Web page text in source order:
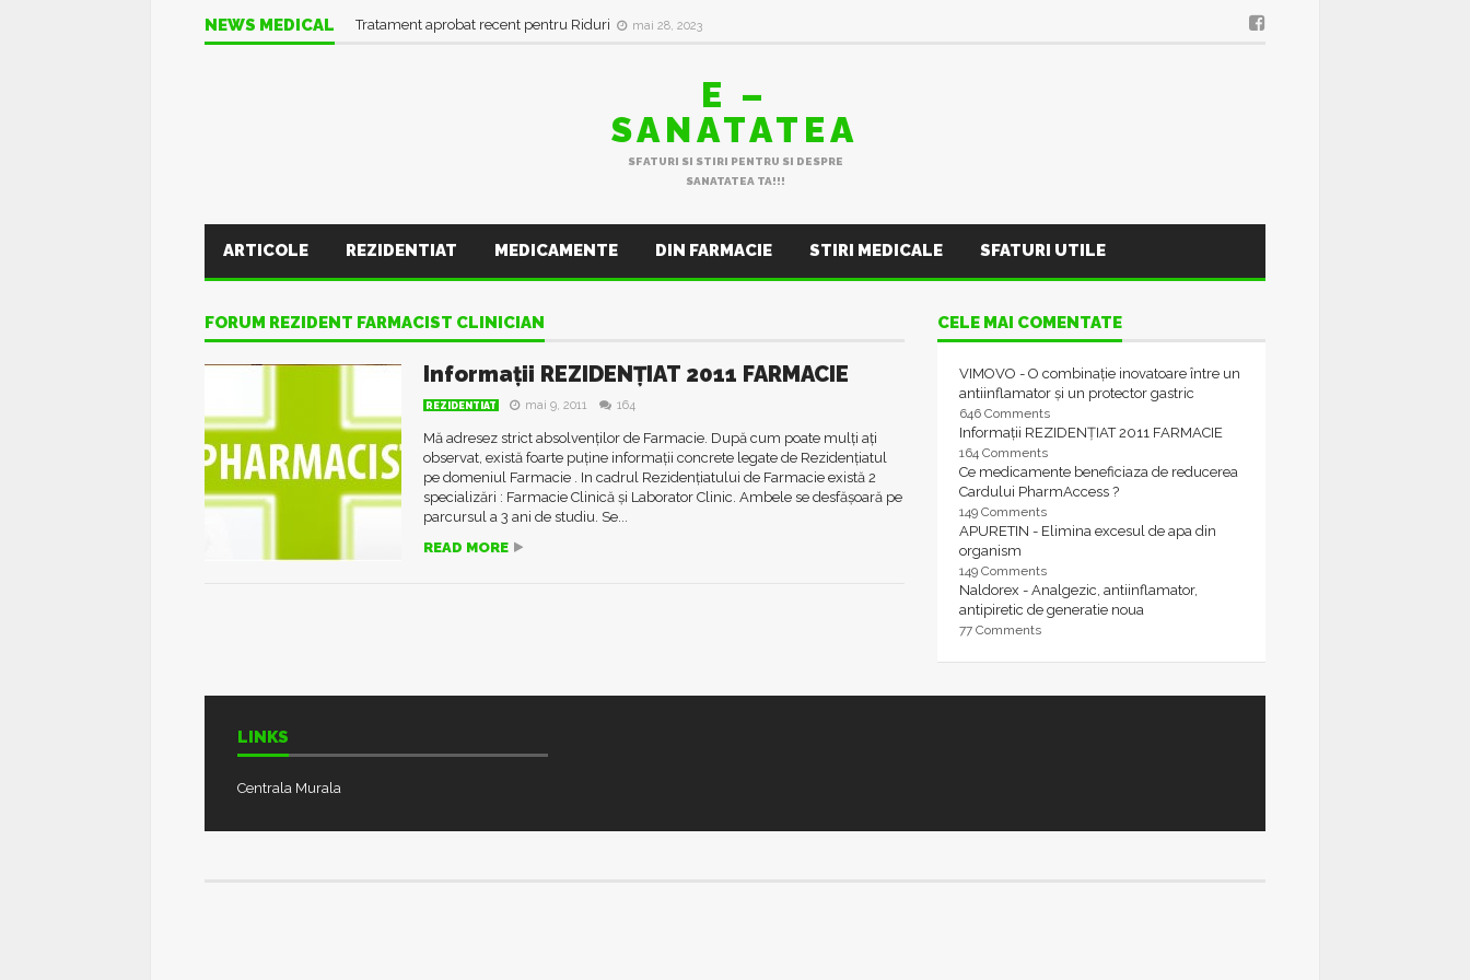
NEWS MEDICAL Tratament aprobat recent pentru Riduri mai 28, 2023
E –
SANATATEA
SFATURI SI STIRI PENTRU SI DESPRE
SANATATEA TA!!!
ARTICOLE REZIDENTIAT MEDICAMENTE DIN FARMACIE STIRI MEDICALE SFATURI UTILE
FORUM REZIDENT FARMACIST CLINICIAN
Informații REZIDENȚIAT 2011 FARMACIE
REZIDENTIAT mai 9, 2011 164
Mă adresez strict absolvenților de Farmacie. După cum poate mulți ați
observat, există foarte puține informații concrete legate de Rezidențiatul
pe domeniul Farmacie . In cadrul Rezidențiatului de Farmacie există 2
specializări : Farmacie Clinică și Laborator Clinic. Ambele se desfășoară pe
parcursul a 3 ani de studiu. Se...
READ MORE
CELE MAI COMENTATE
VIMOVO - O combinație inovatoare între un
antiinflamator și un protector gastric
646 Comments
Informații REZIDENȚIAT 2011 FARMACIE
164 Comments
Ce medicamente beneficiaza de reducerea
Cardului PharmAccess ?
149 Comments
APURETIN - Elimina excesul de apa din
organism
149 Comments
Naldorex - Analgezic, antiinflamator,
antipiretic de generatie noua
77 Comments
LINKS
Centrala Murala